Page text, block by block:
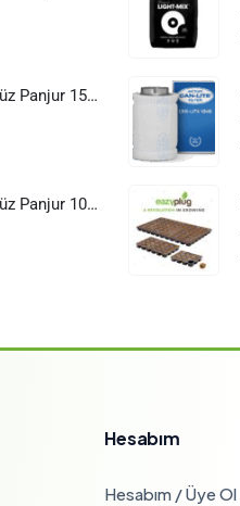
Raksan Smart Düz Panjur 150 mm Sinek Telli
Raksan Smart Düz Panjur 100 mm Sinek Telli
Hesabım
Hesabım / Üye Ol